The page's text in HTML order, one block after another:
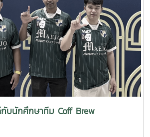
บนักศึกษาทีม Coff Brew